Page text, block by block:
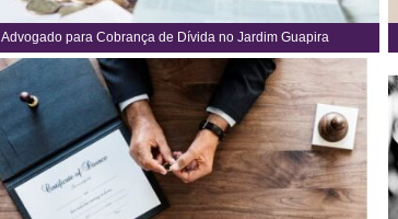
Advogado para Cobrança de Dívida no Jardim Guapira